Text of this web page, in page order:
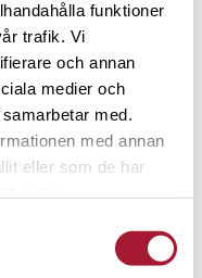
funktioner
trafik. Vi
och annan
medier och
med.
med annan
eller som de har